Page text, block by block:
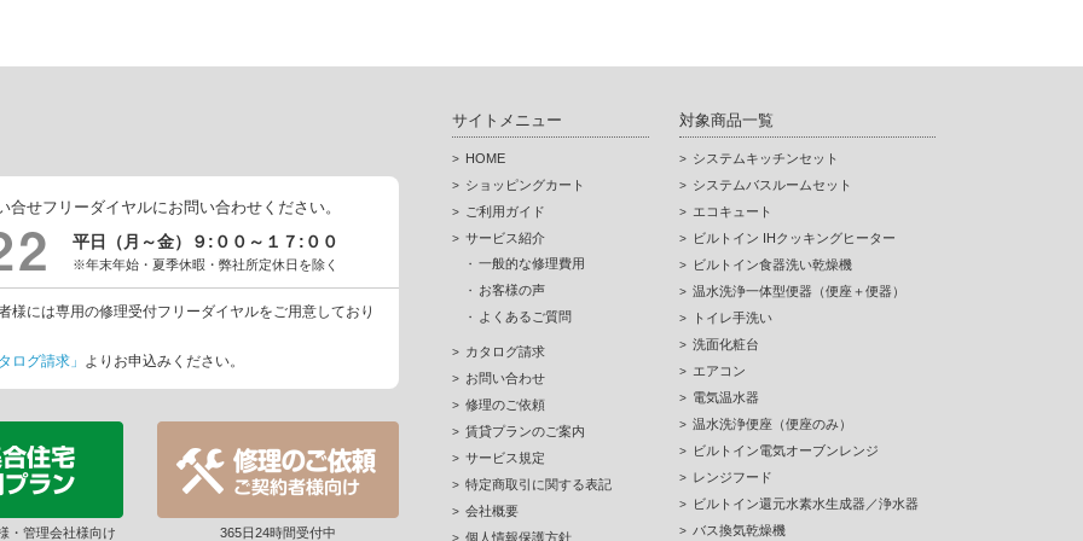
せフリーダイヤルにお問い合わせください。
平日（月～金）９:００～１７:００
※年末年始・夏季休暇・弊社所定休日を除く
様には専用の修理受付フリーダイヤルをご用意しており
ログ請求」 よりお申込みください。
・管理会社様向け 365日24時間受付中
サイトメニュー
HOME
ショッピングカート
ご利用ガイド
サービス紹介
一般的な修理費用
お客様の声
よくあるご質問
カタログ請求
お問い合わせ
修理のご依頼
賃貸プランのご案内
サービス規定
特定商取引に関する表記
会社概要
個人情報保護方針
対象商品一覧
システムキッチンセット
システムバスルームセット
エコキュート
ビルトイン IHクッキングヒーター
ビルトイン食器洗い乾燥機
温水洗浄一体型便器（便座＋便器）
トイレ手洗い
洗面化粧台
エアコン
電気温水器
温水洗浄便座（便座のみ）
ビルトイン電気オーブンレンジ
レンジフード
ビルトイン還元水素水生成器／浄水器
バス換気乾燥機